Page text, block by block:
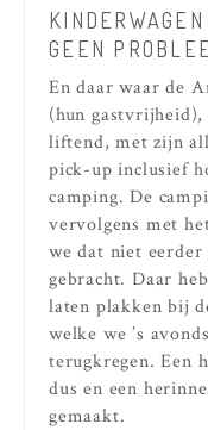
GEEN
En daar waar de
(hun
liftend, met zijn
pick-up inclusief
camping. De
vervolgens met
we dat niet eerder
gebracht. Daar
laten plakken bij
welke we ’s
terugkregen. Een
dus en een
gemaakt.